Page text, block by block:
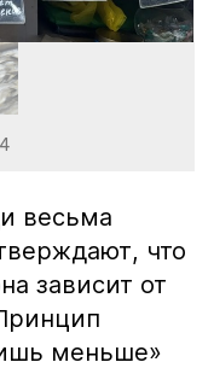
весьма
что
зависит от
меньше»